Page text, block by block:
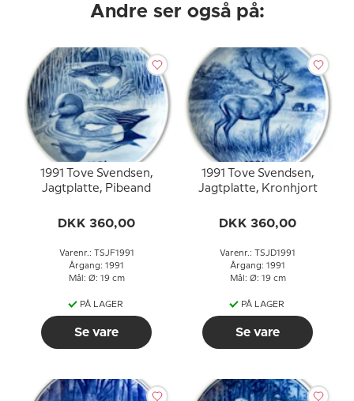
Andre ser også på:
1991 Tove Svendsen,
Jagtplatte, Pibeand
DKK 360,00
Varenr.: TSJF1991
Årgang: 1991
Mål: Ø: 19 cm
PÅ LAGER
Se vare
1991 Tove Svendsen,
Jagtplatte, Kronhjort
DKK 360,00
Varenr.: TSJD1991
Årgang: 1991
Mål: Ø: 19 cm
PÅ LAGER
Se vare